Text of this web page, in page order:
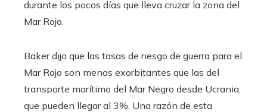
durante los pocos días que lleva cruzar la zona del
Mar Rojo.
Baker dijo que las tasas de riesgo de guerra para el
Mar Rojo son menos exorbitantes que las del
transporte marítimo del Mar Negro desde Ucrania,
que pueden llegar al 3%. Una razón de esta